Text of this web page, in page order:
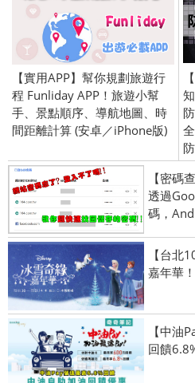
【實用APP】幫你規劃旅遊行
程 Funliday APP！旅遊小幫
手、景點順序、導航地圖、時
間距離計算 (安卓／iPhone版)
【密碼
透過
碼，
【台北
嘉年華
【中油
回饋